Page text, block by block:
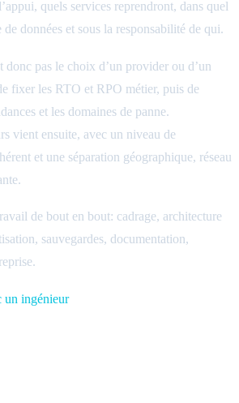
quels services reprendront, dans quel
données et sous la responsabilité de qui.
donc pas le choix d’un provider ou d’un
fixer les RTO et RPO métier, puis de
et les domaines de panne.
vient ensuite, avec un niveau de
et une séparation géographique, réseau
de bout en bout: cadrage, architecture
sauvegardes, documentation,
un ingénieur